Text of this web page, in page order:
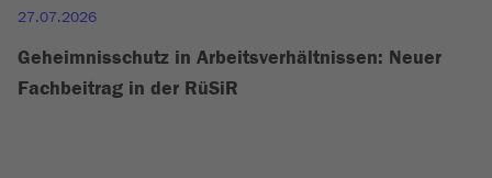
27.07.2026
Geheimnisschutz in Arbeitsverhältnissen: Neuer
Fachbeitrag in der RüSiR